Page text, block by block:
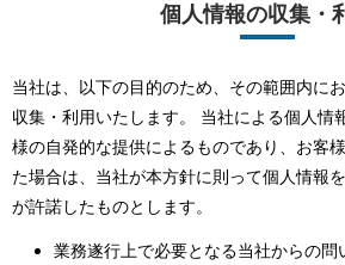
個人情報の収集・
当社は、以下の目的のため、その範囲内に
収集・利用いたします。 当社による個人情
様の自発的な提供によるものであり、お客
た場合は、当社が本方針に則って個人情報
が許諾したものとします。
業務遂行上で必要となる当社からの